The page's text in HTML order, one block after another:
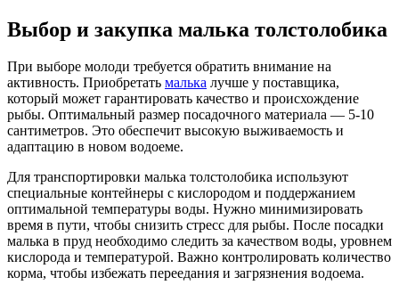
Выбор и закупка малька толстолобика
При выборе молоди требуется обратить внимание на
активность. Приобретать малька лучше у поставщика,
который может гарантировать качество и происхождение
рыбы. Оптимальный размер посадочного материала — 5-10
сантиметров. Это обеспечит высокую выживаемость и
адаптацию в новом водоеме.
Для транспортировки малька толстолобика используют
специальные контейнеры с кислородом и поддержанием
оптимальной температуры воды. Нужно минимизировать
время в пути, чтобы снизить стресс для рыбы. После посадки
малька в пруд необходимо следить за качеством воды, уровнем
кислорода и температурой. Важно контролировать количество
корма, чтобы избежать переедания и загрязнения водоема.